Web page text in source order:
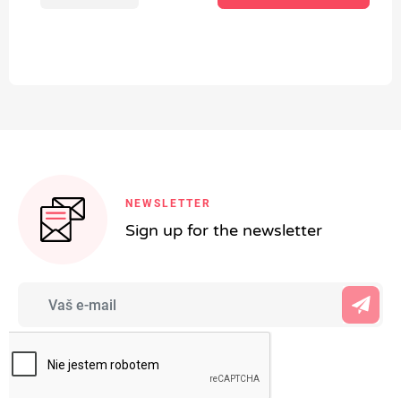
NEWSLETTER
Sign up for the newsletter